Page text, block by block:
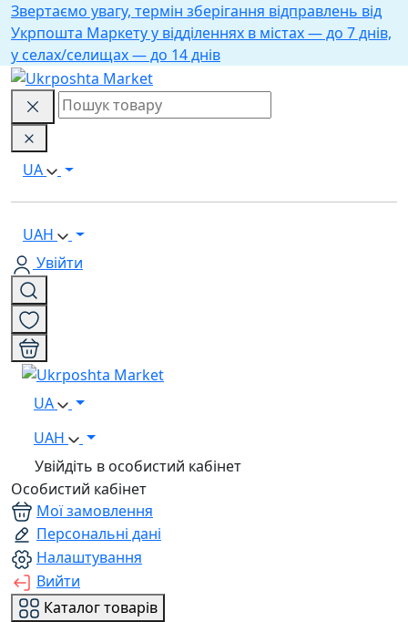
Звертаємо увагу, термін зберігання відправлень від
Укрпошта Маркету у відділеннях в містах — до 7 днів,
у селах/селищах — до 14 днів
UA
UAH
Увійти
UA
UAH
Увійдіть в особистий кабінет
Особистий кабінет
Мої замовлення
Персональні дані
Налаштування
Вийти
Каталог товарів